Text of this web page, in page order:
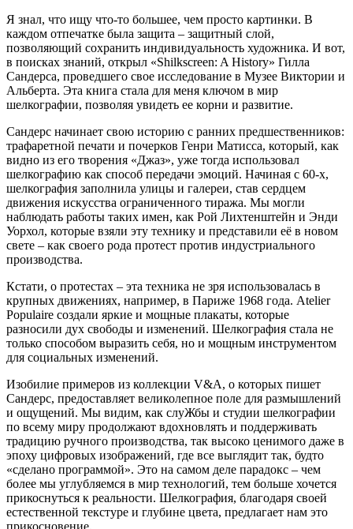
Я знал, что ищу что-то большее, чем просто картинки. В
каждом отпечатке была защита – защитный слой,
позволяющий сохранить индивидуальность художника. И вот,
в поисках знаний, открыл «Shilkscreen: A History» Гилла
Сандерса, проведшего свое исследование в Музее Виктории и
Альберта. Эта книга стала для меня ключом в мир
шелкографии, позволяя увидеть ее корни и развитие.
Сандерс начинает свою историю с ранних предшественников:
трафаретной печати и почерков Генри Матисса, который, как
видно из его творения «Джаз», уже тогда использовал
шелкографию как способ передачи эмоций. Начиная с 60-х,
шелкография заполнила улицы и галереи, став сердцем
движения искусства ограниченного тиража. Мы могли
наблюдать работы таких имен, как Рой Лихтенштейн и Энди
Уорхол, которые взяли эту технику и представили её в новом
свете – как своего рода протест против индустриального
производства.
Кстати, о протестах – эта техника не зря использовалась в
крупных движениях, например, в Париже 1968 года. Atelier
Populaire создали яркие и мощные плакаты, которые
разносили дух свободы и изменений. Шелкография стала не
только способом выразить себя, но и мощным инструментом
для социальных изменений.
Изобилие примеров из коллекции V&A, о которых пишет
Сандерс, предоставляет великолепное поле для размышлений
и ощущений. Мы видим, как слуЖбы и студии шелкографии
по всему миру продолжают вдохновлять и поддерживать
традицию ручного производства, так высоко ценимого даже в
эпоху цифровых изображений, где все выглядит так, будто
«сделано программой». Это на самом деле парадокс – чем
более мы углубляемся в мир технологий, тем больше хочется
прикоснуться к реальности. Шелкография, благодаря своей
естественной текстуре и глубине цвета, предлагает нам это
прикосновение.